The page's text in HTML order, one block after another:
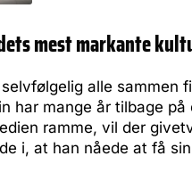
mest markante
alle sammen
har mange år tilbage på
ramme, vil der
i, at han nåede at få